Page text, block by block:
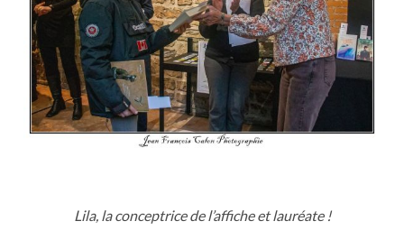
Lila, la conceptrice de l’affiche et lauréate !